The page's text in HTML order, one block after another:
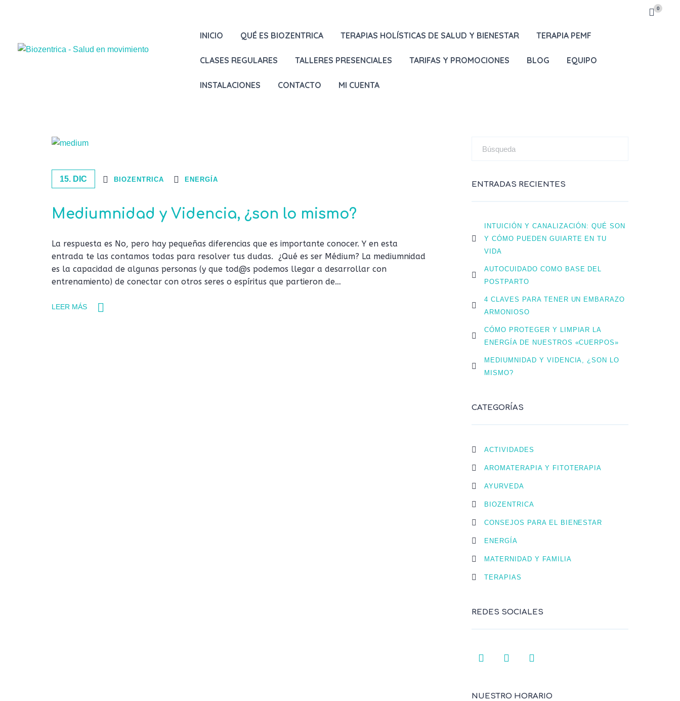
0
INICIO QUÉ ES BIOZENTRICA TERAPIAS HOLÍSTICAS DE SALUD Y BIENESTAR TERAPIA PEMF
CLASES REGULARES TALLERES PRESENCIALES TARIFAS Y PROMOCIONES BLOG EQUIPO
INSTALACIONES CONTACTO MI CUENTA
15. DIC BIOZENTRICA ENERGÍA
Mediumnidad y Videncia, ¿son lo mismo?
La respuesta es No, pero hay pequeñas diferencias que es importante conocer. Y en esta
entrada te las contamos todas para resolver tus dudas. ¿Qué es ser Médium? La mediumnidad
es la capacidad de algunas personas (y que tod@s podemos llegar a desarrollar con
entrenamiento) de conectar con otros seres o espíritus que partieron de…
LEER MÁS
ENTRADAS RECIENTES
INTUICIÓN Y CANALIZACIÓN: QUÉ SON
Y CÓMO PUEDEN GUIARTE EN TU
VIDA
AUTOCUIDADO COMO BASE DEL
POSTPARTO
4 CLAVES PARA TENER UN EMBARAZO
ARMONIOSO
CÓMO PROTEGER Y LIMPIAR LA
ENERGÍA DE NUESTROS «CUERPOS»
MEDIUMNIDAD Y VIDENCIA, ¿SON LO
MISMO?
CATEGORÍAS
ACTIVIDADES
AROMATERAPIA Y FITOTERAPIA
AYURVEDA
BIOZENTRICA
CONSEJOS PARA EL BIENESTAR
ENERGÍA
MATERNIDAD Y FAMILIA
TERAPIAS
REDES SOCIALES
NUESTRO HORARIO